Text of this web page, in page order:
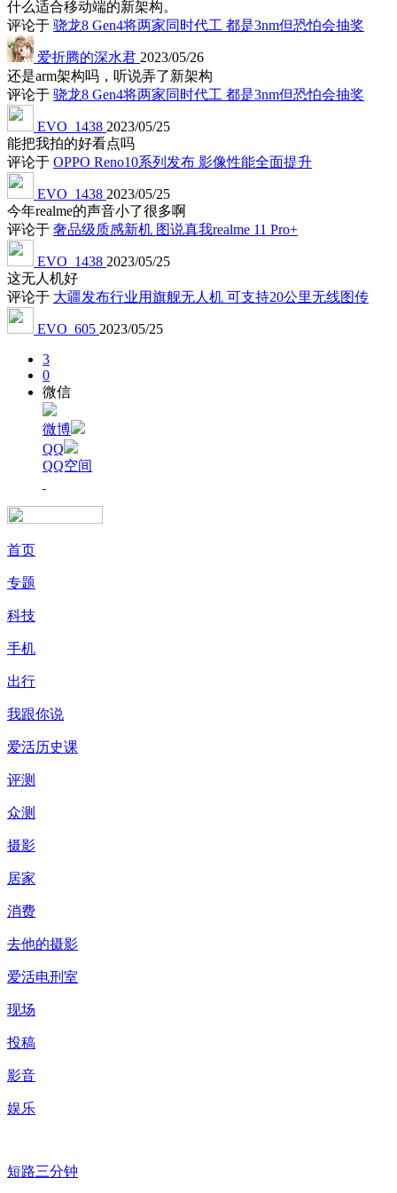
什么适合移动端的新架构。
评论于 骁龙8 Gen4将两家同时代工 都是3nm但恐怕会抽奖
爱折腾的深水君 2023/05/26
还是arm架构吗，听说弄了新架构
评论于 骁龙8 Gen4将两家同时代工 都是3nm但恐怕会抽奖
EVO_1438 2023/05/25
能把我拍的好看点吗
评论于 OPPO Reno10系列发布 影像性能全面提升
EVO_1438 2023/05/25
今年realme的声音小了很多啊
评论于 奢品级质感新机 图说真我realme 11 Pro+
EVO_1438 2023/05/25
这无人机好
评论于 大疆发布行业用旗舰无人机 可支持20公里无线图传
EVO_605 2023/05/25
3
0
微信
微博
QQ
QQ空间
首页
专题
科技
手机
出行
我跟你说
爱活历史课
评测
众测
摄影
居家
消费
去他的摄影
爱活电刑室
现场
投稿
影音
娱乐
短路三分钟